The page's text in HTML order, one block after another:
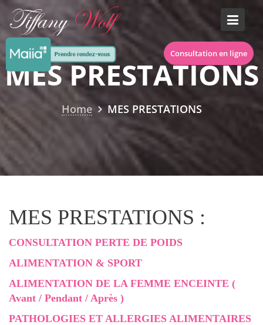
t
o
o
t
Consultation en ligne
MES PRESTATIONS
Home MES PRESTATIONS
MES PRESTATIONS :
CONSULTATION PERTE DE POIDS
ALIMENTATION & SPORT
ALIMENTATION DE LA FEMME ENCEINTE (
Avant / Pendant / Après )
PATHOLOGIES ET ALLERGIES ALIMENTAIRES